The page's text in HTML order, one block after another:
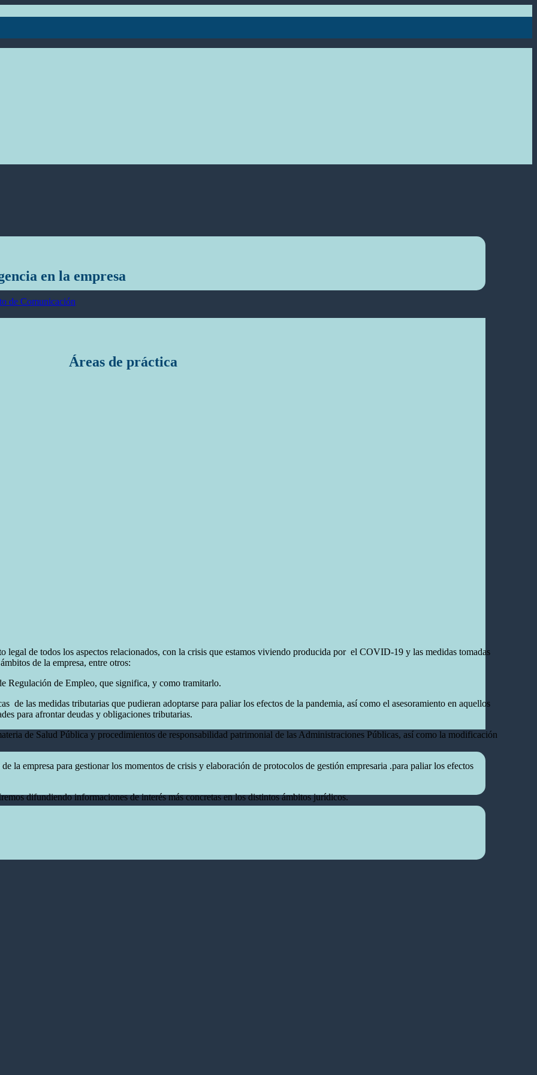
Áreas de práctica
en la empresa
de Comunicación
legal de todos los aspectos relacionados, con la crisis que estamos viviendo producida por el COVID-19 y las medidas tomadas
de la empresa, entre otros:
Regulación de Empleo, que significa, y como tramitarlo.
de las medidas tributarias que pudieran adoptarse para paliar los efectos de la pandemia, así como el asesoramiento en aquellos
para afrontar deudas y obligaciones tributarias.
de Salud Pública y procedimientos de responsabilidad patrimonial de las Administraciones Públicas, así como la modificación
la empresa para gestionar los momentos de crisis y elaboración de protocolos de gestión empresaria .para paliar los efectos
difundiendo informaciones de interés más concretas en los distintos ámbitos jurídicos.